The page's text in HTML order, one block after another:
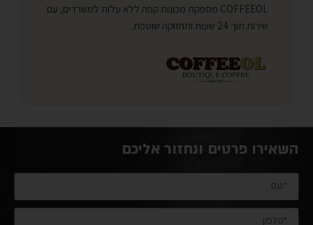
COFFEEOL מספקת מכונות קפה ללא עלות למשרדים, עם
שירות תוך 24 שעות ותחזוקה שוטפת.
השאירו פרטים ונחזור אליכם